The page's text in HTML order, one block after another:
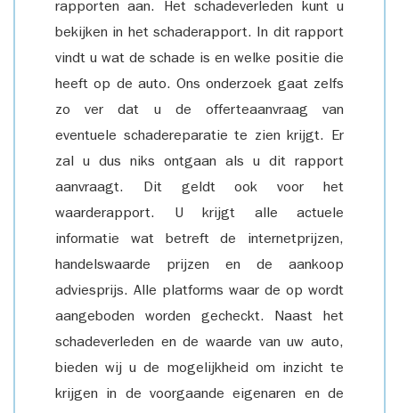
rapporten aan. Het schadeverleden kunt u
bekijken in het schaderapport. In dit rapport
vindt u wat de schade is en welke positie die
heeft op de auto. Ons onderzoek gaat zelfs
zo ver dat u de offerteaanvraag van
eventuele schadereparatie te zien krijgt. Er
zal u dus niks ontgaan als u dit rapport
aanvraagt. Dit geldt ook voor het
waarderapport. U krijgt alle actuele
informatie wat betreft de internetprijzen,
handelswaarde prijzen en de aankoop
adviesprijs. Alle platforms waar de op wordt
aangeboden worden gecheckt. Naast het
schadeverleden en de waarde van uw auto,
bieden wij u de mogelijkheid om inzicht te
krijgen in de voorgaande eigenaren en de